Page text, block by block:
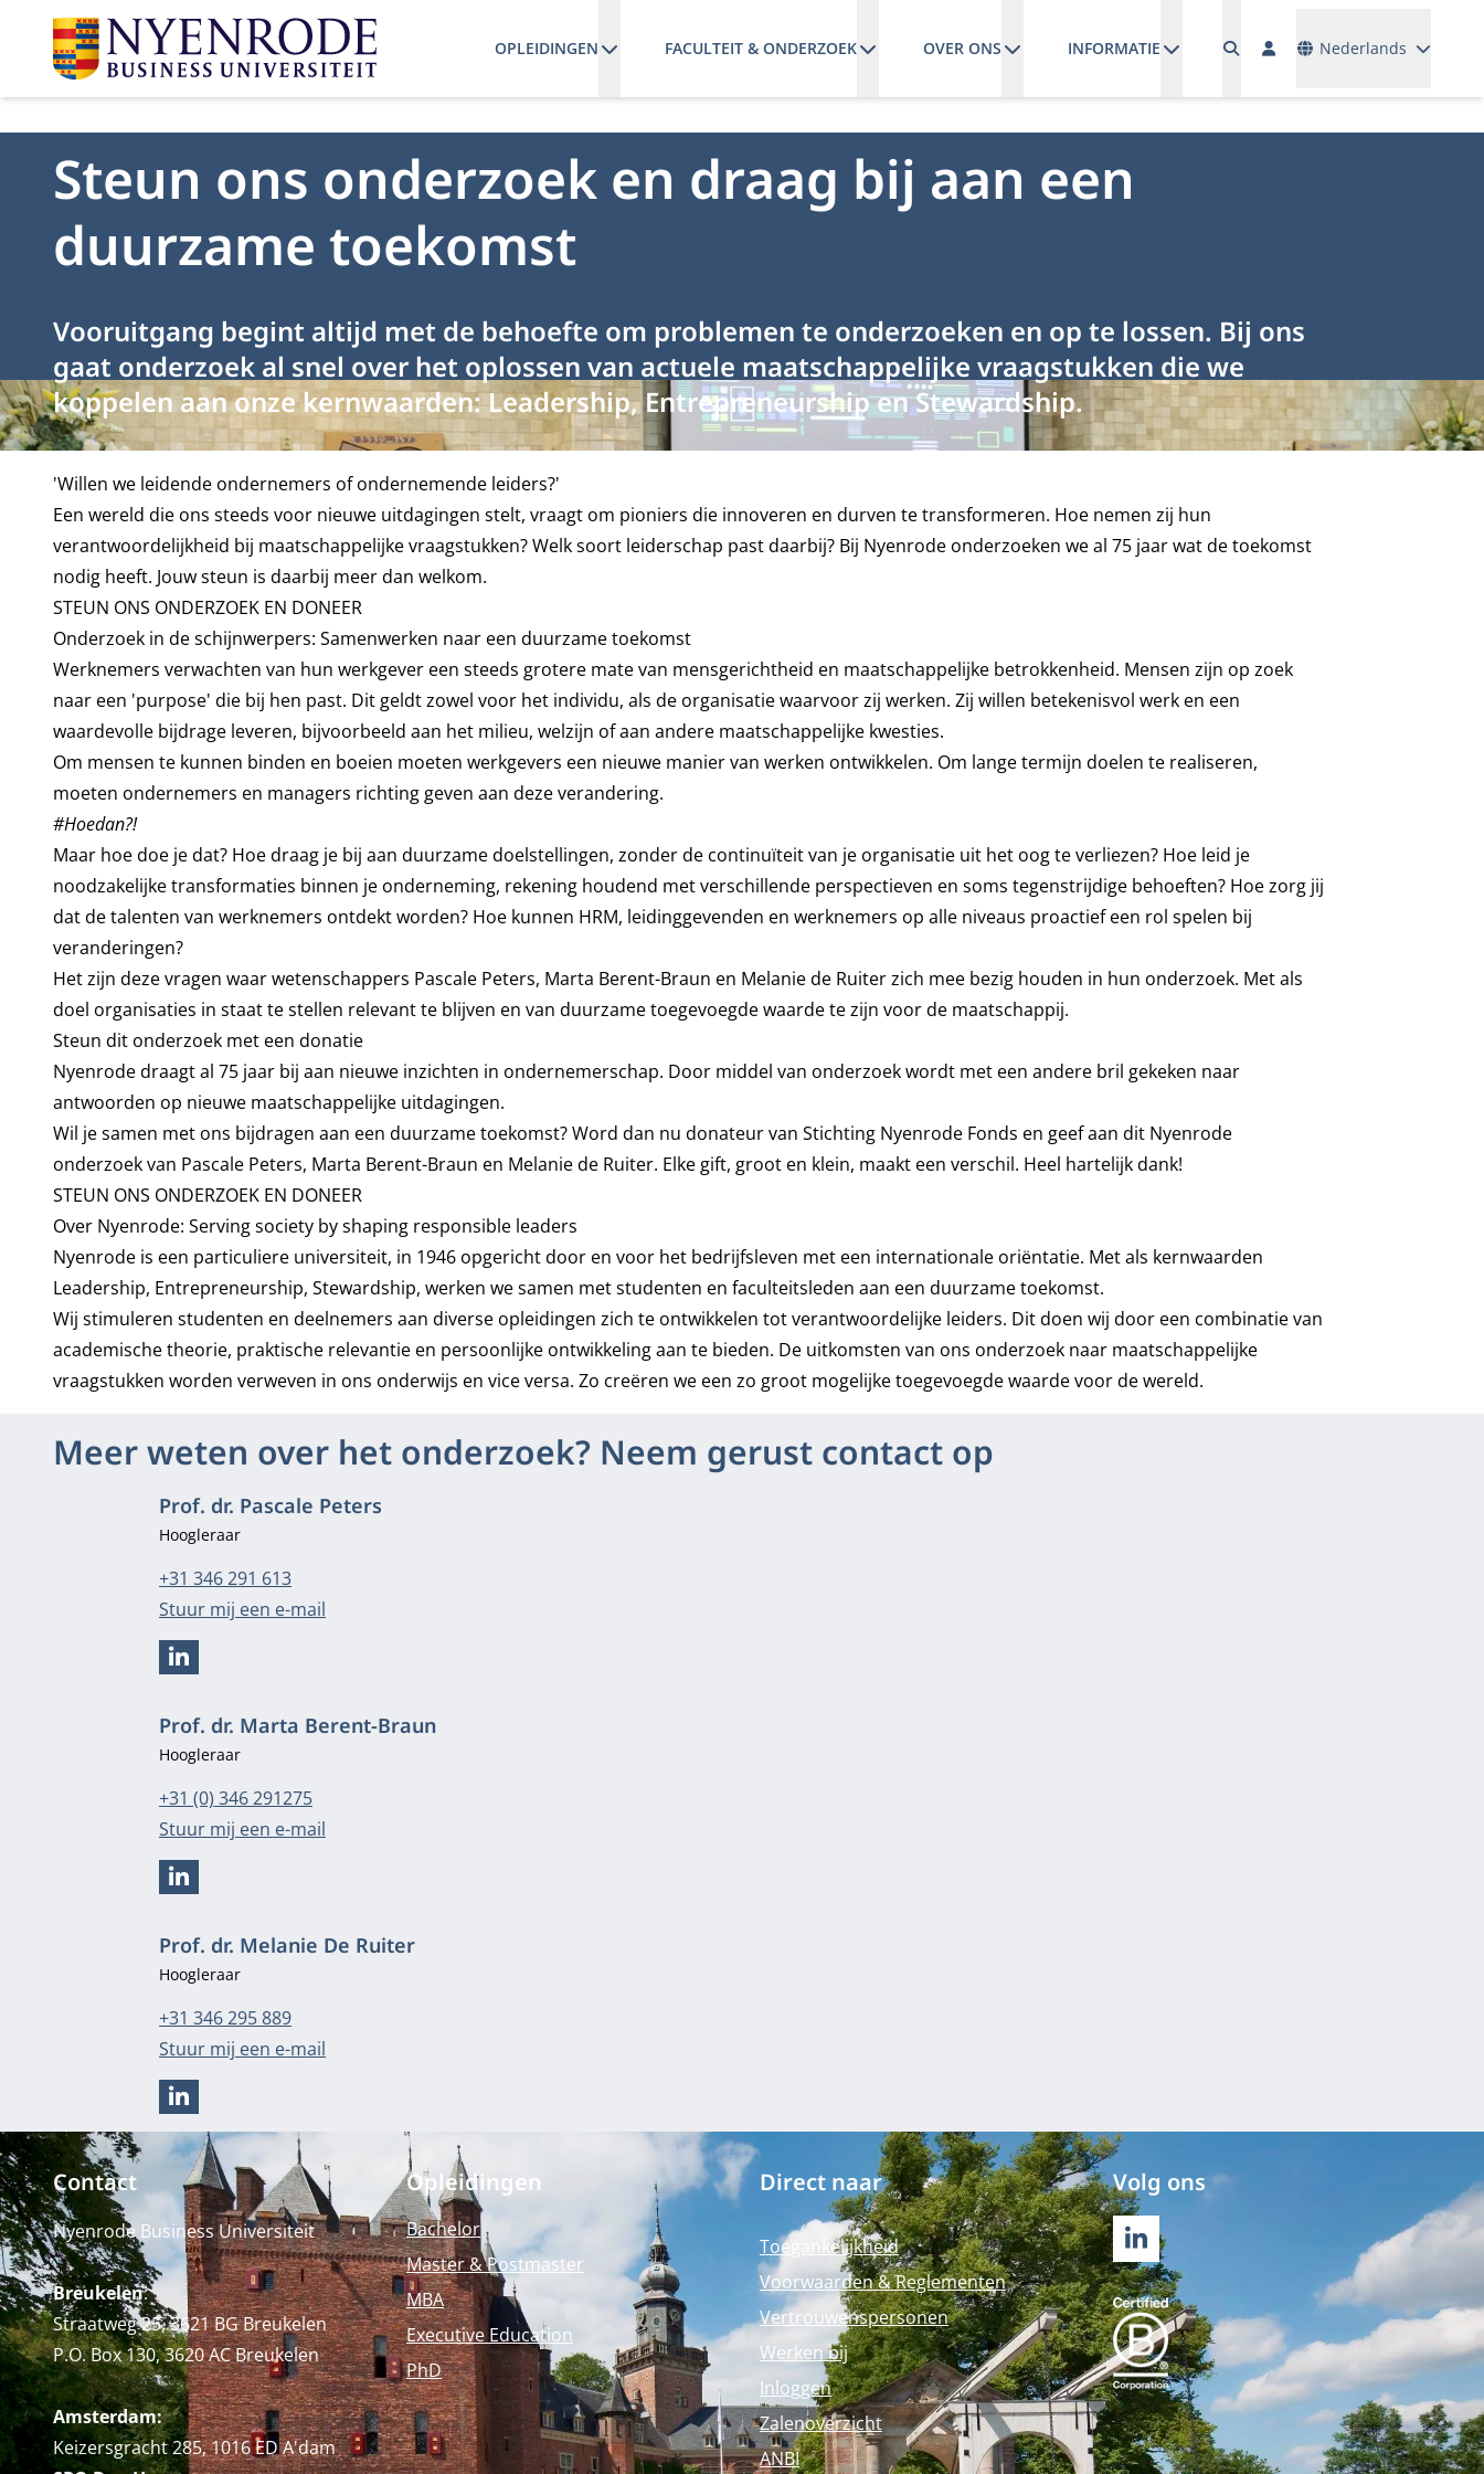
OPLEIDINGEN FACULTEIT & ONDERZOEK OVER ONS INFORMATIE Nederlands
Steun ons onderzoek en draag bij aan een
duurzame toekomst
Vooruitgang begint altijd met de behoefte om problemen te onderzoeken en op te lossen. Bij ons
gaat onderzoek al snel over het oplossen van actuele maatschappelijke vraagstukken die we
koppelen aan onze kernwaarden: Leadership, Entrepreneurship en Stewardship.
'Willen we leidende ondernemers of ondernemende leiders?'
Een wereld die ons steeds voor nieuwe uitdagingen stelt, vraagt om pioniers die innoveren en durven te transformeren. Hoe nemen zij hun
verantwoordelijkheid bij maatschappelijke vraagstukken? Welk soort leiderschap past daarbij? Bij Nyenrode onderzoeken we al 75 jaar wat de toekomst
nodig heeft. Jouw steun is daarbij meer dan welkom.
STEUN ONS ONDERZOEK EN DONEER
Onderzoek in de schijnwerpers: Samenwerken naar een duurzame toekomst
Werknemers verwachten van hun werkgever een steeds grotere mate van mensgerichtheid en maatschappelijke betrokkenheid. Mensen zijn op zoek
naar een 'purpose' die bij hen past. Dit geldt zowel voor het individu, als de organisatie waarvoor zij werken. Zij willen betekenisvol werk en een
waardevolle bijdrage leveren, bijvoorbeeld aan het milieu, welzijn of aan andere maatschappelijke kwesties.
Om mensen te kunnen binden en boeien moeten werkgevers een nieuwe manier van werken ontwikkelen. Om lange termijn doelen te realiseren,
moeten ondernemers en managers richting geven aan deze verandering.
#Hoedan?!
Maar hoe doe je dat? Hoe draag je bij aan duurzame doelstellingen, zonder de continuïteit van je organisatie uit het oog te verliezen? Hoe leid je
noodzakelijke transformaties binnen je onderneming, rekening houdend met verschillende perspectieven en soms tegenstrijdige behoeften? Hoe zorg jij
dat de talenten van werknemers ontdekt worden? Hoe kunnen HRM, leidinggevenden en werknemers op alle niveaus proactief een rol spelen bij
veranderingen?
Het zijn deze vragen waar wetenschappers Pascale Peters, Marta Berent-Braun en Melanie de Ruiter zich mee bezig houden in hun onderzoek. Met als
doel organisaties in staat te stellen relevant te blijven en van duurzame toegevoegde waarde te zijn voor de maatschappij.
Steun dit onderzoek met een donatie
Nyenrode draagt al 75 jaar bij aan nieuwe inzichten in ondernemerschap. Door middel van onderzoek wordt met een andere bril gekeken naar
antwoorden op nieuwe maatschappelijke uitdagingen.
Wil je samen met ons bijdragen aan een duurzame toekomst? Word dan nu donateur van Stichting Nyenrode Fonds en geef aan dit Nyenrode
onderzoek van Pascale Peters, Marta Berent-Braun en Melanie de Ruiter. Elke gift, groot en klein, maakt een verschil. Heel hartelijk dank!
STEUN ONS ONDERZOEK EN DONEER
Over Nyenrode: Serving society by shaping responsible leaders
Nyenrode is een particuliere universiteit, in 1946 opgericht door en voor het bedrijfsleven met een internationale oriëntatie. Met als kernwaarden
Leadership, Entrepreneurship, Stewardship, werken we samen met studenten en faculteitsleden aan een duurzame toekomst.
Wij stimuleren studenten en deelnemers aan diverse opleidingen zich te ontwikkelen tot verantwoordelijke leiders. Dit doen wij door een combinatie van
academische theorie, praktische relevantie en persoonlijke ontwikkeling aan te bieden. De uitkomsten van ons onderzoek naar maatschappelijke
vraagstukken worden verweven in ons onderwijs en vice versa. Zo creëren we een zo groot mogelijke toegevoegde waarde voor de wereld.
Meer weten over het onderzoek? Neem gerust contact op
Prof. dr. Pascale Peters
Functietitel
Hoogleraar
Telefoonnummer
+31 346 291 613
E-mailadres
Stuur mij een e-mail
LINKEDIN
Prof. dr. Marta Berent-Braun
Functietitel
Hoogleraar
Telefoonnummer
+31 (0) 346 291275
E-mailadres
Stuur mij een e-mail
LINKEDIN
Prof. dr. Melanie De Ruiter
Functietitel
Hoogleraar
Telefoonnummer
+31 346 295 889
E-mailadres
Stuur mij een e-mail
LINKEDIN
Contact
Nyenrode Business Universiteit
Breukelen:
Straatweg 25, 3621 BG Breukelen
P.O. Box 130, 3620 AC Breukelen
Amsterdam:
Keizersgracht 285, 1016 ED A'dam
Opleidingen
Bachelor
Master & Postmaster
MBA
Executive Education
PhD
Direct naar
Toegankelijkheid
Voorwaarden & Reglementen
Vertrouwenspersonen
Werken bij
Inloggen
Zalenoverzicht
ANBI
Volg ons
LINKEDIN